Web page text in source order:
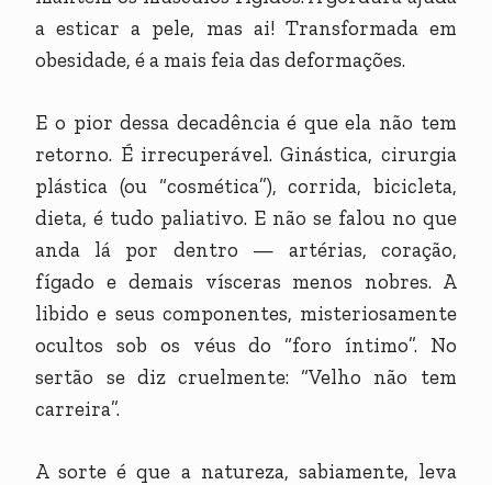
a esticar a pele, mas ai! Transformada em
obesidade, é a mais feia das deformações.
E o pior dessa decadência é que ela não tem
retorno. É irrecuperável. Ginástica, cirurgia
plástica (ou “cosmética”), corrida, bicicleta,
dieta, é tudo paliativo. E não se falou no que
anda lá por dentro — artérias, coração,
fígado e demais vísceras menos nobres. A
libido e seus componentes, misteriosamente
ocultos sob os véus do “foro íntimo”. No
sertão se diz cruelmente: “Velho não tem
carreira”.
A sorte é que a natureza, sabiamente, leva